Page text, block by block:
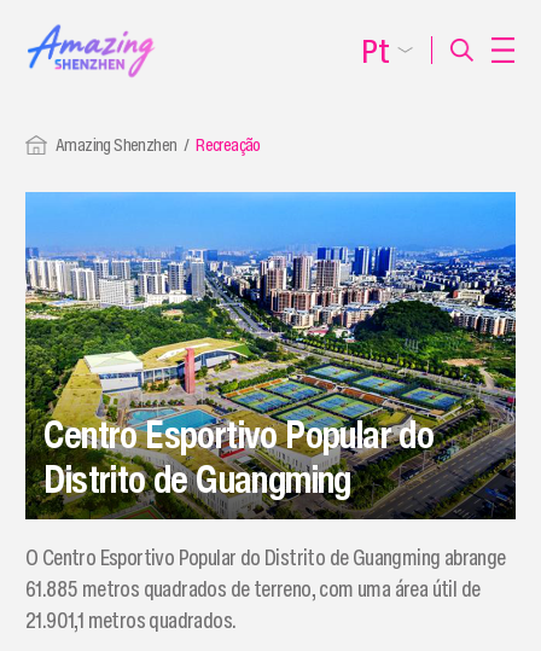
Amazing Shenzhen Recreação
Centro Esportivo Popular do
Distrito de Guangming
​O Centro Esportivo Popular do Distrito de Guangming abrange
61.885 metros quadrados de terreno, com uma área útil de
21.901,1 metros quadrados.
Pt